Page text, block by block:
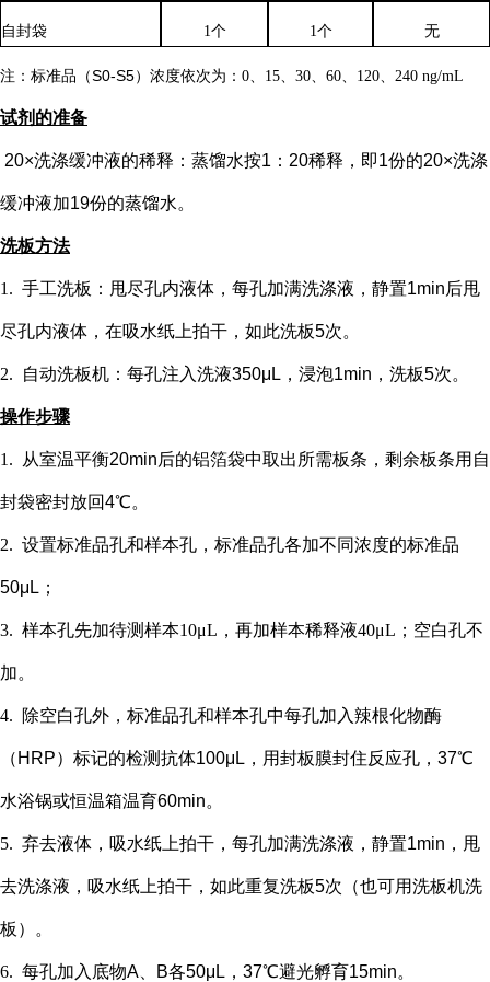
自封袋 1个 1个 无
注：标准品（S0-S5）浓度依次为： 0、15、30、60、120、240 ng/mL
试剂的准备
20×洗涤缓冲液的稀释：蒸馏水按1：20稀释，即1份的20×洗涤
缓冲液加19份的蒸馏水。
洗板方法
1. 手工洗板：甩尽孔内液体，每孔加满洗涤液，静置1min后甩
尽孔内液体，在吸水纸上拍干，如此洗板5次。
2. 自动洗板机：每孔注入洗液350μL，浸泡1min，洗板5次。
操作步骤
1. 从室温平衡20min后的铝箔袋中取出所需板条，剩余板条用自
封袋密封放回4℃。
2. 设置标准品孔和样本孔 ，标准品孔各加不同浓度的标准品
50μL；
3. 样本孔先加待测样本10μL，再加样本稀释液40μL； 空白孔不
加。
4. 除空白孔外， 标准品孔和样本孔中每孔加入辣根化物酶
（ HRP）标记的检测抗体100μL，用封板膜封住反应孔，37℃
水浴锅或恒温箱温育60min。
5. 弃去液体，吸水纸上拍干，每孔加满洗涤液，静置1min，甩
去洗涤液，吸水纸上拍干，如此重复洗板5次（也可用洗板机洗
板）。
6. 每孔加入底物A、B各50μL，37℃避光孵育15min。